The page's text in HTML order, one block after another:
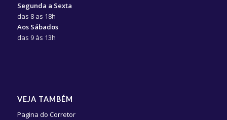
Segunda a Sexta
das 8 as 18h
Aos Sábados
das 9 às 13h
VEJA TAMBÉM
Pagina do Corretor